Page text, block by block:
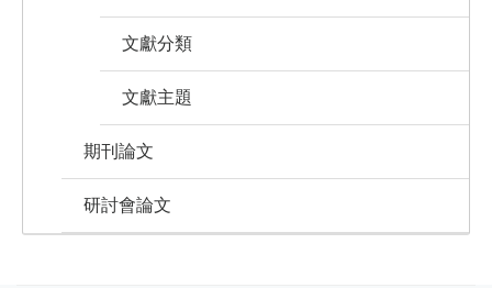
文獻分類
文獻主題
期刊論文
研討會論文